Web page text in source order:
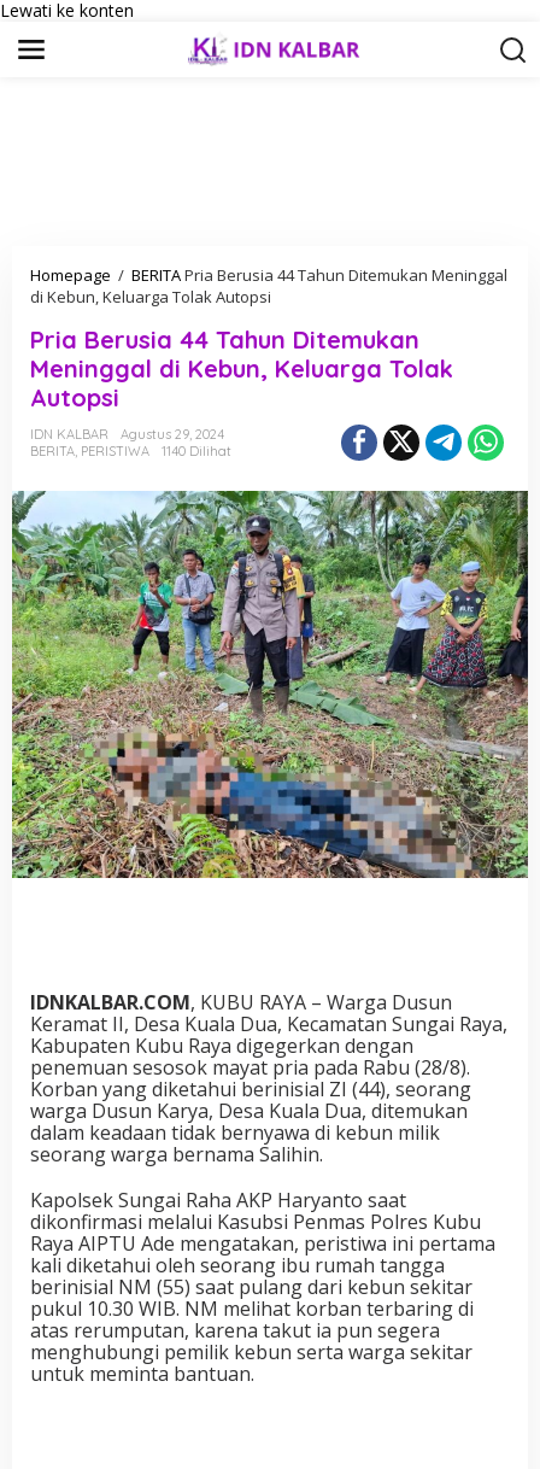
Lewati ke konten
Homepage / BERITAPria Berusia 44 Tahun Ditemukan Meninggal
di Kebun, Keluarga Tolak Autopsi
Pria Berusia 44 Tahun Ditemukan
Meninggal di Kebun, Keluarga Tolak
Autopsi
IDN KALBAR
Agustus 29, 2024
BERITA, PERISTIWA 1140 Dilihat
IDNKALBAR.COM, KUBU RAYA – Warga Dusun
Keramat II, Desa Kuala Dua, Kecamatan Sungai Raya,
Kabupaten Kubu Raya digegerkan dengan
penemuan sesosok mayat pria pada Rabu (28/8).
Korban yang diketahui berinisial ZI (44), seorang
warga Dusun Karya, Desa Kuala Dua, ditemukan
dalam keadaan tidak bernyawa di kebun milik
seorang warga bernama Salihin.
Kapolsek Sungai Raha AKP Haryanto saat
dikonfirmasi melalui Kasubsi Penmas Polres Kubu
Raya AIPTU Ade mengatakan, peristiwa ini pertama
kali diketahui oleh seorang ibu rumah tangga
berinisial NM (55) saat pulang dari kebun sekitar
pukul 10.30 WIB. NM melihat korban terbaring di
atas rerumputan, karena takut ia pun segera
menghubungi pemilik kebun serta warga sekitar
untuk meminta bantuan.